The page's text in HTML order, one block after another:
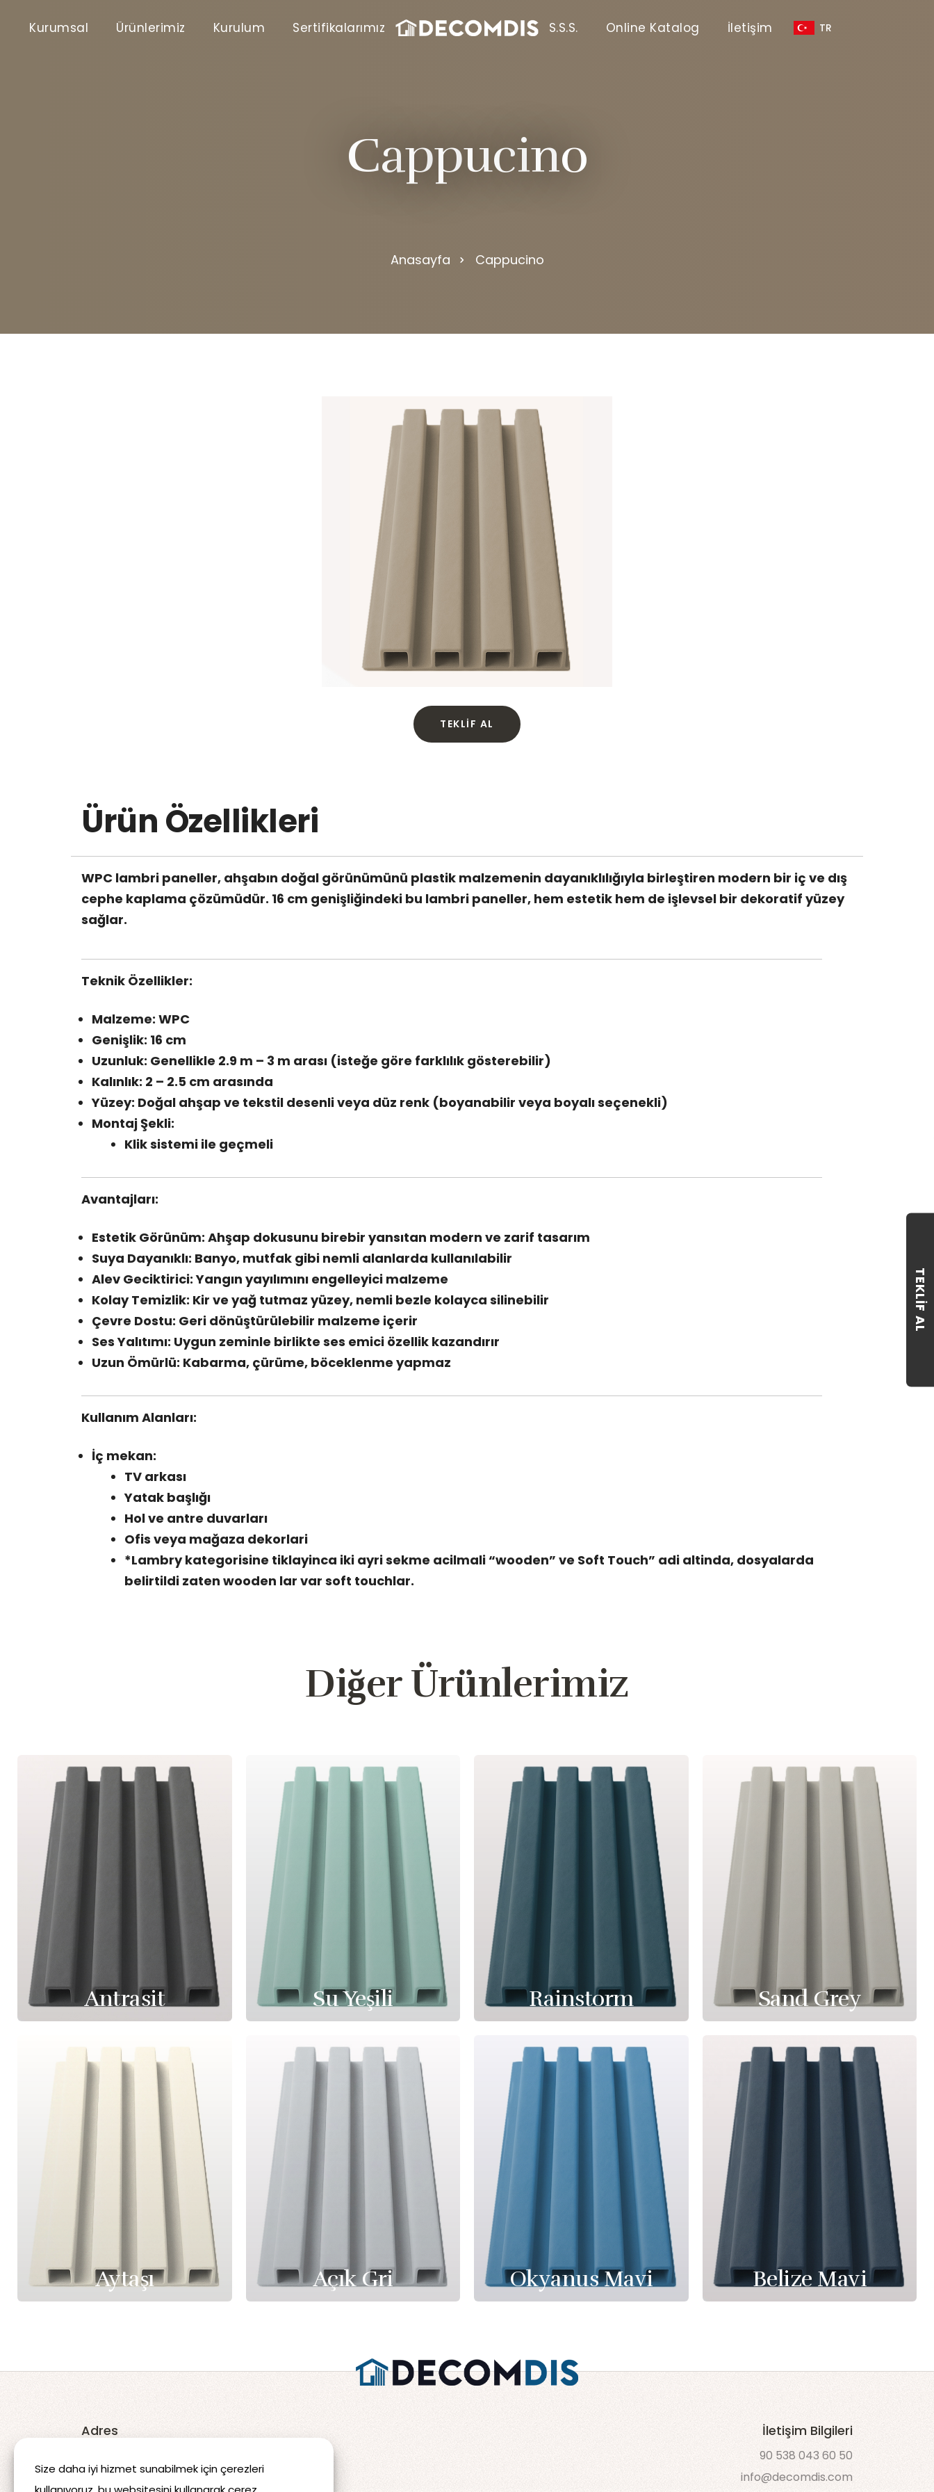
TEKLIF AL
Size daha iyi hizmet sunabilmek için çerezleri
Kurumsal Ürünlerimiz Kurulum Sertifikalarımız S.S.S. Online Katalog İletişim TR
Cappucino
Anasayfa Cappucino
TEKLIF AL
Ürün Özellikleri
WPC lambri paneller, ahşabın doğal görünümünü plastik malzemenin dayanıklılığıyla birleştiren modern bir iç ve dış
cephe kaplama çözümüdür. 16 cm genişliğindeki bu lambri paneller, hem estetik hem de işlevsel bir dekoratif yüzey
sağlar.
Teknik Özellikler:
Malzeme: WPC
Genişlik: 16 cm
Uzunluk: Genellikle 2.9 m – 3 m arası (isteğe göre farklılık gösterebilir)
Kalınlık: 2 – 2.5 cm arasında
Yüzey: Doğal ahşap ve tekstil desenli veya düz renk (boyanabilir veya boyalı seçenekli)
Montaj Şekli:
Klik sistemi ile geçmeli
Avantajları:
Estetik Görünüm: Ahşap dokusunu birebir yansıtan modern ve zarif tasarım
Suya Dayanıklı: Banyo, mutfak gibi nemli alanlarda kullanılabilir
Alev Geciktirici: Yangın yayılımını engelleyici malzeme
Kolay Temizlik: Kir ve yağ tutmaz yüzey, nemli bezle kolayca silinebilir
Çevre Dostu: Geri dönüştürülebilir malzeme içerir
Ses Yalıtımı: Uygun zeminle birlikte ses emici özellik kazandırır
Uzun Ömürlü: Kabarma, çürüme, böceklenme yapmaz
Kullanım Alanları:
İç mekan:
TV arkası
Yatak başlığı
Hol ve antre duvarları
Ofis veya mağaza dekorlari
*Lambry kategorisine tiklayinca iki ayri sekme acilmali “wooden” ve Soft Touch” adi altinda, dosyalarda
belirtildi zaten wooden lar var soft touchlar.
Diğer Ürünlerimiz
Antrasit Su Yeşili Rainstorm Sand Grey
Aytaşı Açık Gri Okyanus Mavi Belize Mavi
Adres
Cadde No:17 Şanlıurfa/TÜRKİYE
İletişim Bilgileri
90 538 043 60 50
info@decomdis.com